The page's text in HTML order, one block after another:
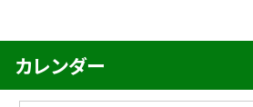
カレンダー